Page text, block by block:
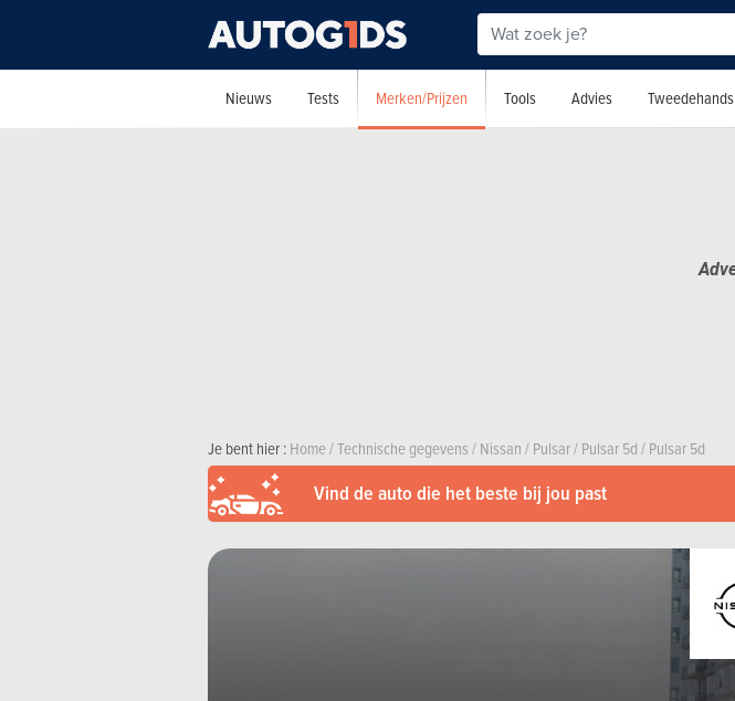
Nieuws Tests Merken/Prijzen Tools Advies Tweedehands
Je bent hier :Home/Technische gegevens/Nissan/Pulsar/Pulsar 5d/Pulsar 5d
Vind de auto die het beste bij jou past